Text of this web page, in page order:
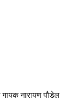
गायक नारायण पौडेल